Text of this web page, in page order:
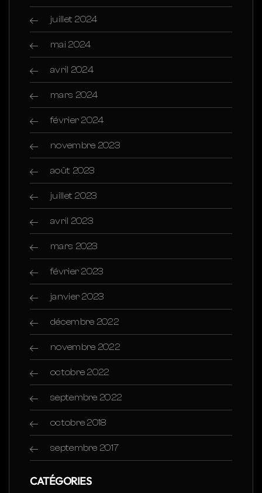
juillet 2024
mai 2024
avril 2024
mars 2024
février 2024
novembre 2023
août 2023
juillet 2023
avril 2023
mars 2023
février 2023
janvier 2023
décembre 2022
novembre 2022
octobre 2022
septembre 2022
octobre 2018
septembre 2017
CATÉGORIES